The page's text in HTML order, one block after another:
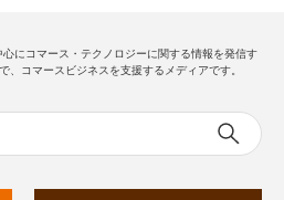
心にコマース・テクノロジーに関する情報を発信す
、コマースビジネスを支援するメディアです。